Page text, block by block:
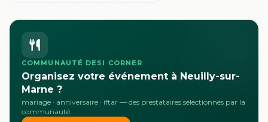
COMMUNAUTÉ DESI CORNER
Organisez votre événement à Neuilly-sur-
Marne ?
mariage · anniversaire · iftar — des prestataires sélectionnés par la
communauté